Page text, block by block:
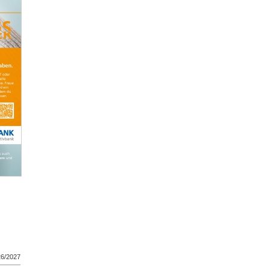
2027